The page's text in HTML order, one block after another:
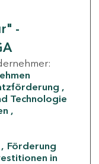
-
Technologie
Förderung
in